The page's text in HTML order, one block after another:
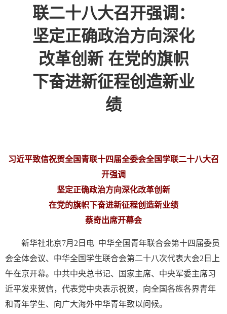
联二十八大召开强调：
坚定正确政治方向深化
改革创新 在党的旗帜
下奋进新征程创造新业
绩
习近平致信祝贺全国青联十四届全委会全国学联二十八大召
开强调
坚定正确政治方向深化改革创新
在党的旗帜下奋进新征程创造新业绩
蔡奇出席开幕会
新华社北京7月2日电 中华全国青年联合会第十四届委员
会全体会议、中华全国学生联合会第二十八次代表大会2日上
午在京开幕。中共中央总书记、国家主席、中央军委主席习
近平发来贺信，代表党中央表示祝贺，向全国各族各界青年
和青年学生、向广大海外中华青年致以问候。